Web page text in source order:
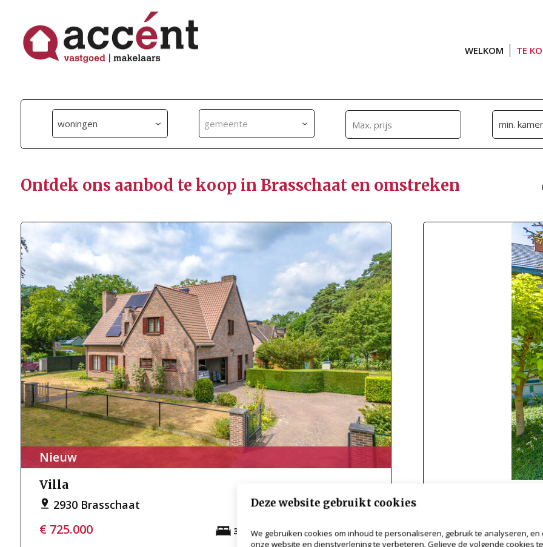
WELKOM TE
woningen gemeente
Ontdek ons aanbod te koop in Brasschaat en omstreken
Nieuw
Villa
2930 Brasschaat
€ 725.000 3 160m² 1 1
€ 420.000
Deze website gebruikt cookies
We gebruiken cookies om inhoud te personaliseren, gebruik te analyseren, en
onze website en dienstverlening te verbeteren. Gelieve de volgende cookies te